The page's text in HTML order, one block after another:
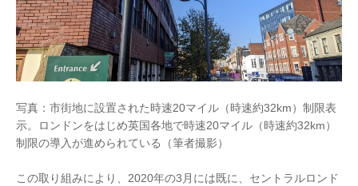
写真：市街地に設置された時速20マイル（時速約32km）制限表
示。ロンドンをはじめ英国各地で時速20マイル（時速約32km）
制限の導入が進められている（筆者撮影）
この取り組みにより、2020年の3月には既に、セントラルロンド